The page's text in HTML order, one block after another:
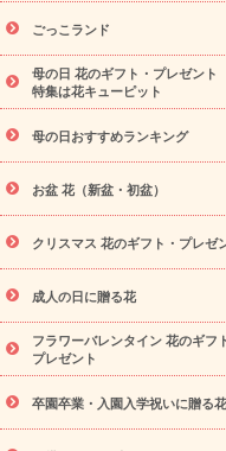
ら探す
お祝いの花特集
念日
結婚祝い 出産祝い
寿祝い
プチギフト ペ
供え・お悔やみ商品一覧
降に贈る花
通夜・葬儀に
お供え プリザーブドフラワー
盆・初盆）
その他 お
ビジネス用
ご自宅用
ドフラワー
スタイルか
ンド花
お祝い お供え
ディ胡蝶蘭・お祝い
ミデ
観葉植物
観葉植物
お祝い
お供え・お悔やみ
プチギフト（hanamore
花キューピットのeGfit
ごっこランド
母の日 花のギフト・プレゼント
特集は花キューピット
母の日おすすめランキング
お盆 花（新盆・初盆）
クリスマス 花のギフト・プレゼ
成人の日に贈る花
フラワーバレンタイン 花のギフ
プレゼント
卒園卒業・入園入学祝いに贈る花